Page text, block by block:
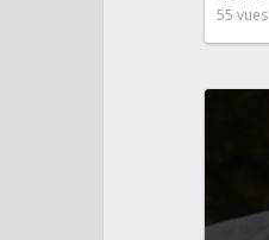
55 vues